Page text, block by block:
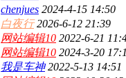
chenjues 2024-4-15 14:50
白夜行 2026-6-12 21:39
网站编辑10 2022-6-21
网站编辑10 2024-3-20
我是车神 2022-5-13 14:51